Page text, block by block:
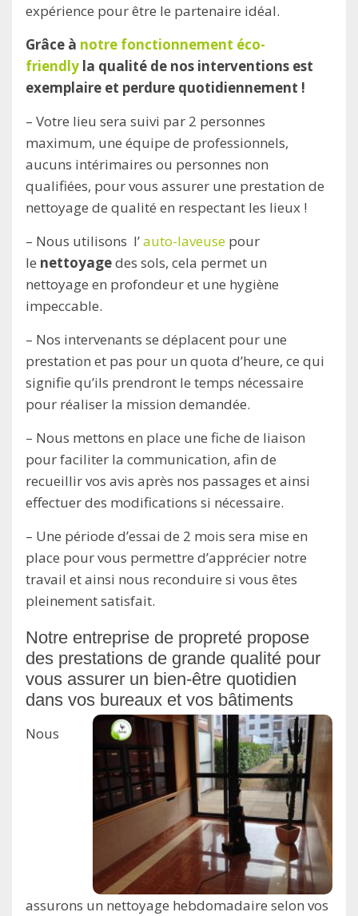
expérience pour être le partenaire idéal.
Grâce à notre fonctionnement éco-
friendly la qualité de nos interventions est
exemplaire et perdure quotidiennement !
– Votre lieu sera suivi par 2 personnes
maximum, une équipe de professionnels,
aucuns intérimaires ou personnes non
qualifiées, pour vous assurer une prestation de
nettoyage de qualité en respectant les lieux !
– Nous utilisons l’auto-laveuse pour
le nettoyagedes sols, cela permet un
nettoyage en profondeur et une hygiène
impeccable.
– Nos intervenants se déplacent pour une
prestation et pas pour un quota d’heure, ce qui
signifie qu’ils prendront le temps nécessaire
pour réaliser la mission demandée.
– Nous mettons en place une fiche de liaison
pour faciliter la communication, afin de
recueillir vos avis après nos passages et ainsi
effectuer des modifications si nécessaire.
– Une période d’essai de 2 mois sera mise en
place pour vous permettre d’apprécier notre
travail et ainsi nous reconduire si vous êtes
pleinement satisfait.
Notre entreprise de propreté propose
des prestations de grande qualité pour
vous assurer un bien-être quotidien
dans vos bureaux et vos bâtiments
Nous
assurons un nettoyage hebdomadaire selon vos